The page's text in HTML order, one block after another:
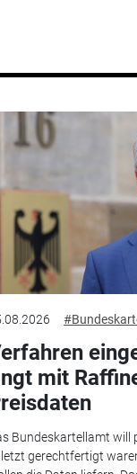
mit
Bundeskartellamt
gerechtfertigt